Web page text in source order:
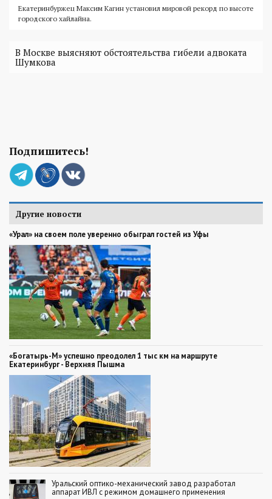
Екатеринбуржец Максим Кагин установил мировой рекорд по высоте
городского хайлайна.
В Москве выясняют обстоятельства гибели адвоката
Шумкова
Подпишитесь!
Другие новости
«Урал» на своем поле уверенно обыграл гостей из Уфы
«Богатырь-М» успешно преодолел 1 тыс км на маршруте
Екатеринбург - Верхняя Пышма
Уральский оптико-механический завод разработал
аппарат ИВЛ с режимом домашнего применения